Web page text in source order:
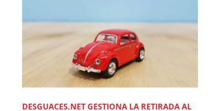
DESGUACES.NET GESTIONA LA RETIRADA AL